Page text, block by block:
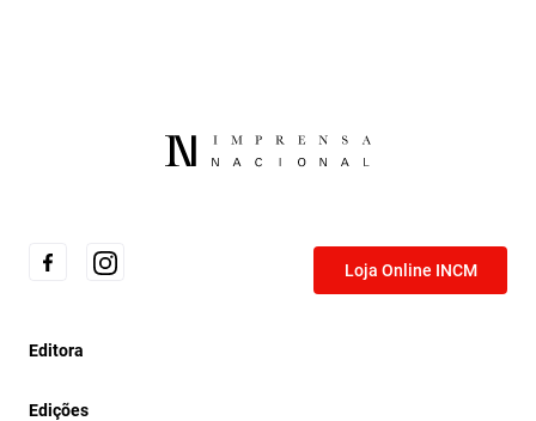
Loja Online INCM
Editora
Edições